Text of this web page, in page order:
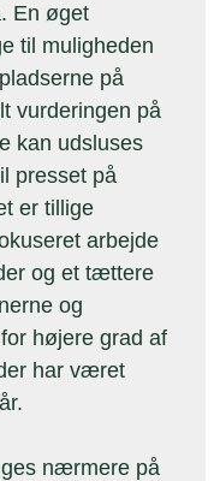
En øget
til muligheden
på
vurderingen på
kan udsluses
presset på
er tillige
arbejde
og et tættere
og
højere grad af
har været
nærmere på